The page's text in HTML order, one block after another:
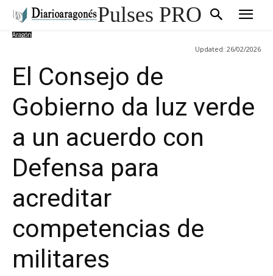
Pulses PRO
Aragón
Updated: 26/02/2026
El Consejo de
Gobierno da luz verde
a un acuerdo con
Defensa para
acreditar
competencias de
militares